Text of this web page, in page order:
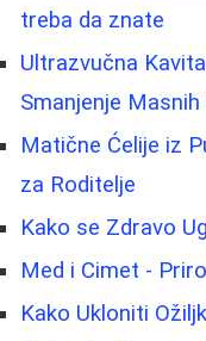
treba da znate
Ultrazvučna
Smanjenje
Matične Ćelije iz
za Roditelje
Kako se Zdravo
Med i Cimet -
Kako Ukloniti